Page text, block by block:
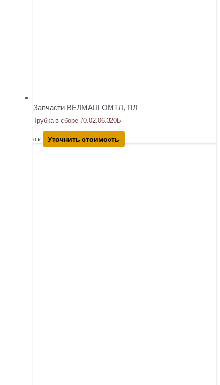
Запчасти ВЕЛМАШ ОМТЛ, ПЛ
Трубка в сборе 70.02.06.320Б
0 ₽ Уточнить стоимость